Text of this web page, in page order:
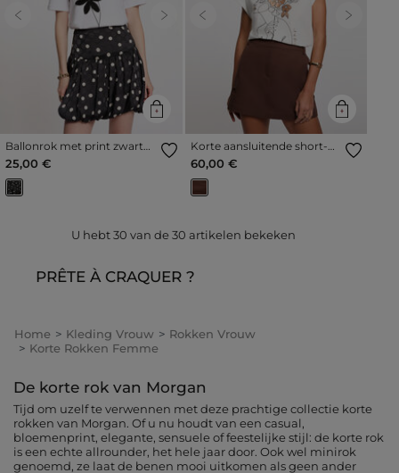
Previous Next
Ballonrok met print zwart
vrouw
25,00 €
Previous Next
Korte aansluitende short-
rok donker bruin vrouw
60,00 €
U hebt30 van de 30 artikelen bekeken
PRÊTE À CRAQUER ?
Home Kleding Vrouw
Rokken Vrouw
Korte Rokken Femme
De korte rok van Morgan
Tijd om uzelf te verwennen met deze prachtige collectie korte
rokken van Morgan. Of u nu houdt van een casual,
bloemenprint, elegante, sensuele of feestelijke stijl: de korte rok
is een echte allrounder, het hele jaar door. Ook wel minirok
genoemd, ze laat de benen mooi uitkomen als geen ander